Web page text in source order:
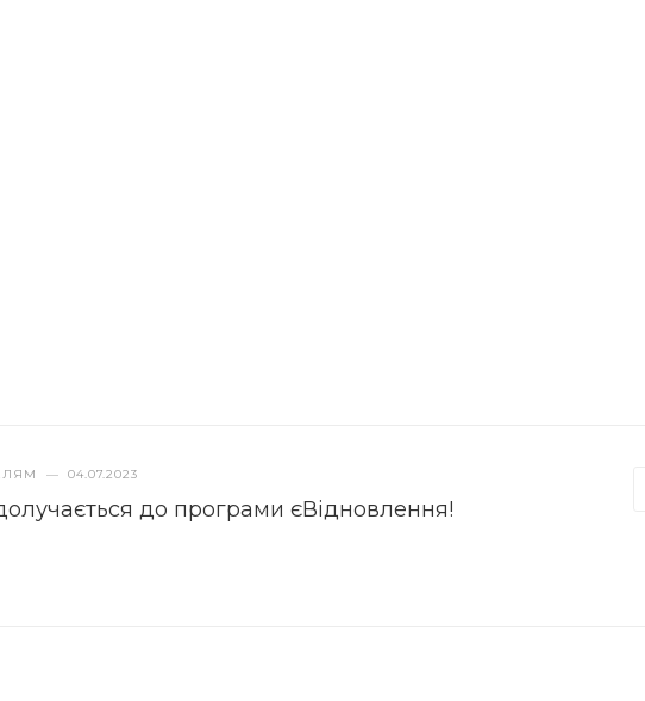
— 04.07.2023
до програми єВідновлення!